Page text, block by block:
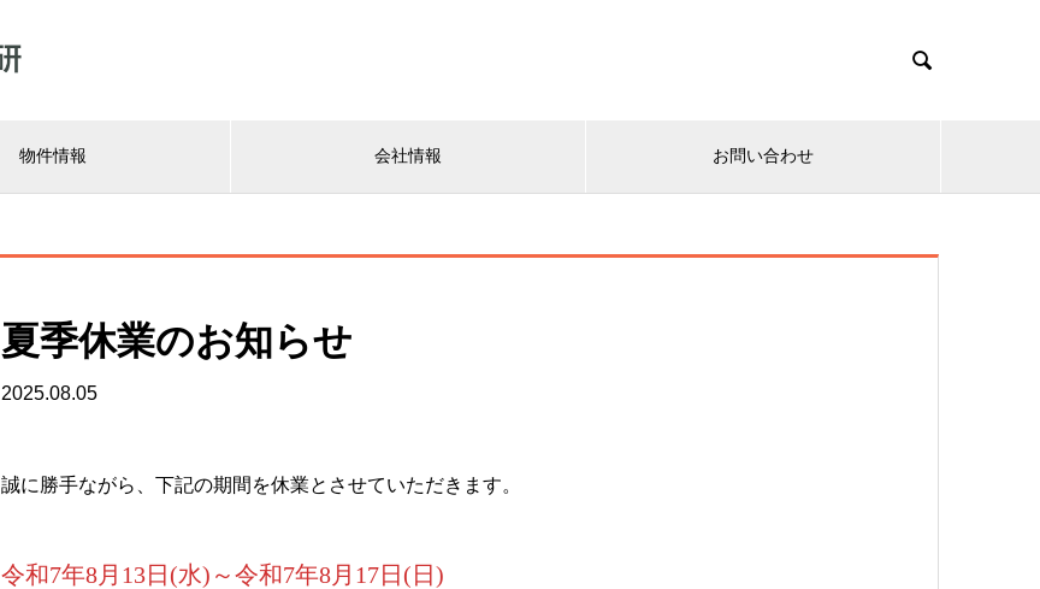

物件情報 会社情報 お問い合わせ
夏季休業のお知らせ
2025.08.05
誠に勝手ながら、下記の期間を休業とさせていただきます。
令和7年8月13日(水)～令和7年8月17日(日)